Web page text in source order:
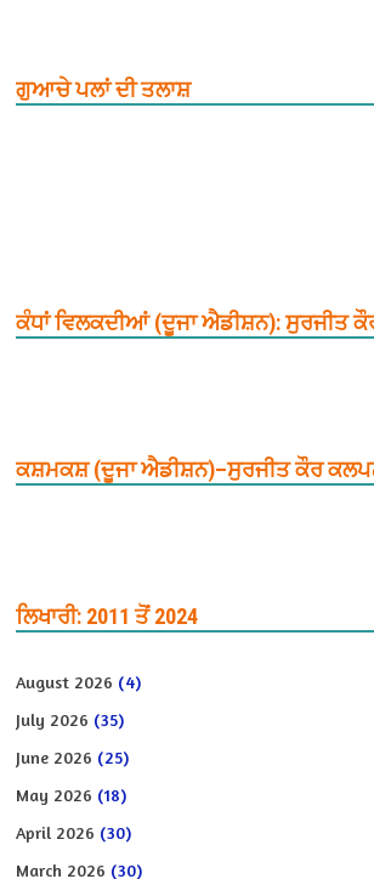
ਗੁਆਚੇ ਪਲਾਂ ਦੀ ਤਲਾਸ਼
ਕੰਧਾਂ ਵਿਲਕਦੀਆਂ (ਦੂਜਾ ਐਡੀਸ਼ਨ): ਸੁਰਜੀਤ
ਕਸ਼ਮਕਸ਼ (ਦੂਜਾ ਐਡੀਸ਼ਨ)–ਸੁਰਜੀਤ ਕੌਰ
ਲਿਖਾਰੀ: 2011 ਤੋਂ 2024
August 2026 (4)
July 2026 (35)
June 2026 (25)
May 2026 (18)
April 2026 (30)
March 2026 (30)